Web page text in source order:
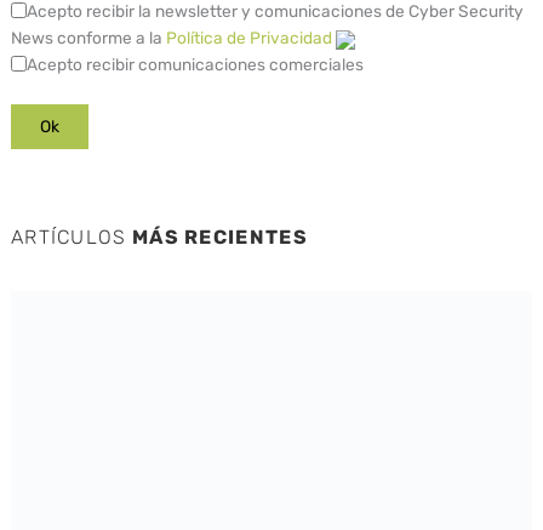
Acepto recibir la newsletter y comunicaciones de Cyber Security
News conforme a la Política de Privacidad
Acepto recibir comunicaciones comerciales
ARTÍCULOS MÁS RECIENTES